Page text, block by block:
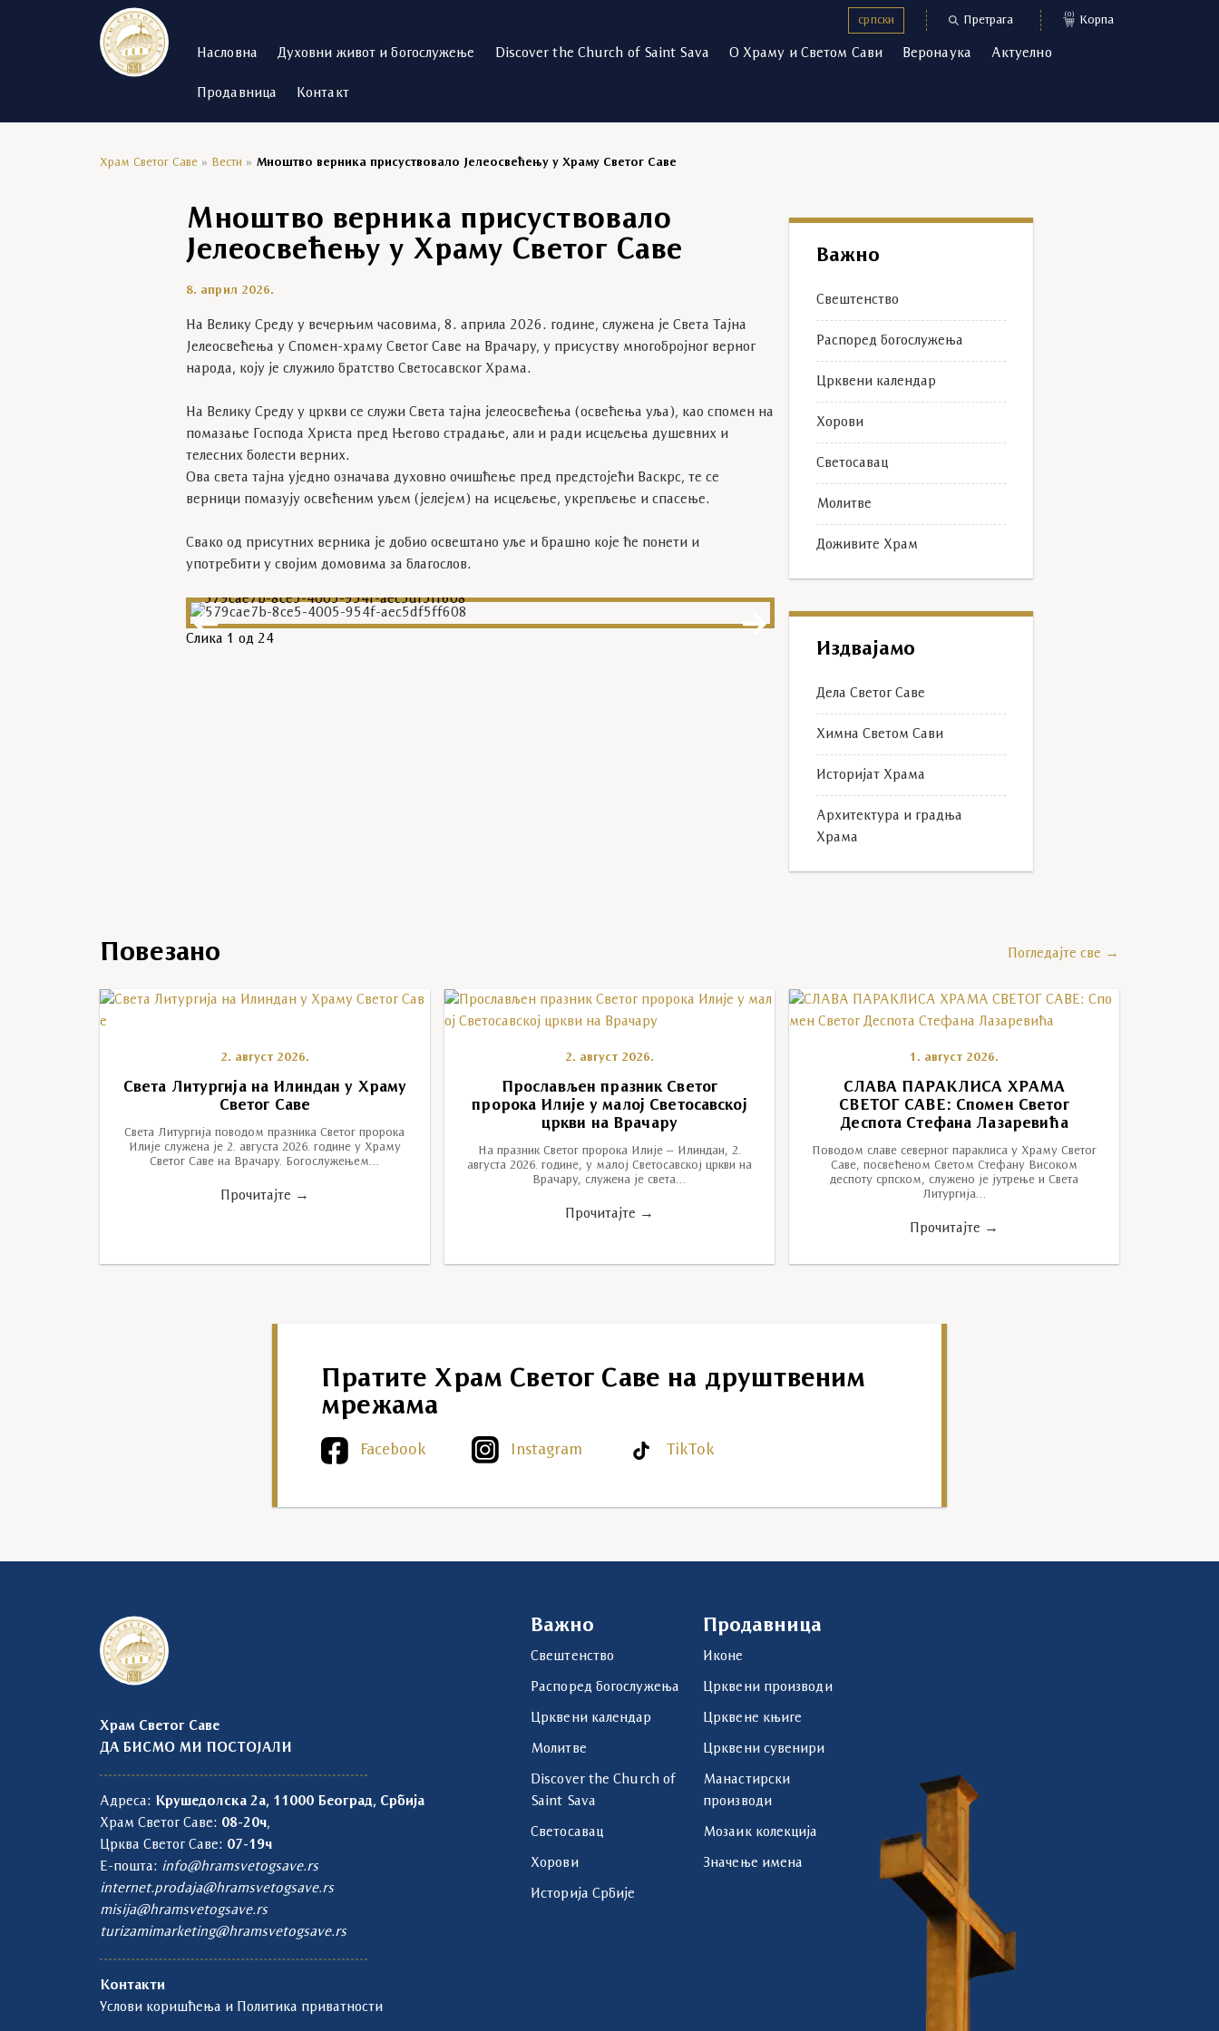
српски Претрага (0) Корпа
Насловна Духовни живот и богослужење Discover the Church of Saint Sava О Храму и Светом Сави Веронаука Актуелно
Продавница Контакт
Храм Светог Саве » Вести » Мноштво верника присуствовало Јелеосвећењу у Храму Светог Саве
Мноштво верника присуствовало
Јелеосвећењу у Храму Светог Саве
8. април 2026.
На Велику Среду у вечерњим часовима, 8. априла 2026. године, служена је Света Тајна
Јелеосвећења у Спомен-храму Светог Саве на Врачару, у присуству многобројног верног
народа, коју је служило братство Светосавског Храма.
На Велику Среду у цркви се служи Света тајна јелеосвећења (освећења уља), као спомен на
помазање Господа Христа пред Његово страдање, али и ради исцељења душевних и
телесних болести верних.
Ова света тајна уједно означава духовно очишћење пред предстојећи Васкрс, те се
верници помазују освећеним уљем (јелејем) на исцељење, укрепљење и спасење.
Свако од присутних верника је добио освештано уље и брашно које ће понети и
употребити у својим домовима за благослов.
579cae7b-8ce5-4005-954f-aec5df5ff608
Слика 1 од 24
Важно
Свештенство
Распоред богослужења
Црквени календар
Хорови
Светосавац
Молитве
Доживите Храм
Издвајамо
Дела Светог Саве
Химна Светом Сави
Историјат Храма
Архитектура и градња
Храма
Повезано Погледајте све →
2. август 2026.
Света Литургија на Илиндан у Храму
Светог Саве
Света Литургија поводом празника Светог пророка
Илије служена је 2. августа 2026. године у Храму
Светог Саве на Врачару. Богослужењем…
Прочитајте →
2. август 2026.
Прослављен празник Светог
пророка Илије у малој Светосавској
цркви на Врачару
На празник Светог пророка Илије – Илиндан, 2.
августа 2026. године, у малој Светосавској цркви на
Врачару, служена је света…
Прочитајте →
1. август 2026.
СЛАВА ПАРАКЛИСА ХРАМА
СВЕТОГ САВЕ: Спомен Светог
Деспота Стефана Лазаревића
Поводом славе северног параклиса у Храму Светог
Саве, посвећеном Светом Стефану Високом
деспоту српском, служено је јутрење и Света
Литургија…
Прочитајте →
Пратите Храм Светог Саве на друштвеним
мрежама
Facebook Instagram TikTok
Храм Светог Саве
ДА БИСМО МИ ПОСТОЈАЛИ
Адреса: Крушедолска 2а, 11000 Београд, Србија
Храм Светог Саве: 08-20ч,
Црква Светог Саве: 07-19ч
Е-пошта: info@hramsvetogsave.rs
internet.prodaja@hramsvetogsave.rs
misija@hramsvetogsave.rs
turizamimarketing@hramsvetogsave.rs
Контакти
Услови коришћења и Политика приватности
Важно
Свештенство
Распоред богослужења
Црквени календар
Молитве
Discover the Church of
Saint Sava
Светосавац
Хорови
Историја Србије
Продавница
Иконе
Црквени производи
Црквене књиге
Црквени сувенири
Манастирски
производи
Мозаик колекција
Значење имена